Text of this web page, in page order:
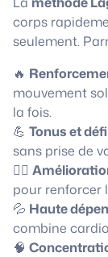
corps
seulement.
🔥
mouvement
la fois.
💪 Tonus et
sans prise de
🧘‍♀️
pour renforcer
💦 Haute
combine
🧠